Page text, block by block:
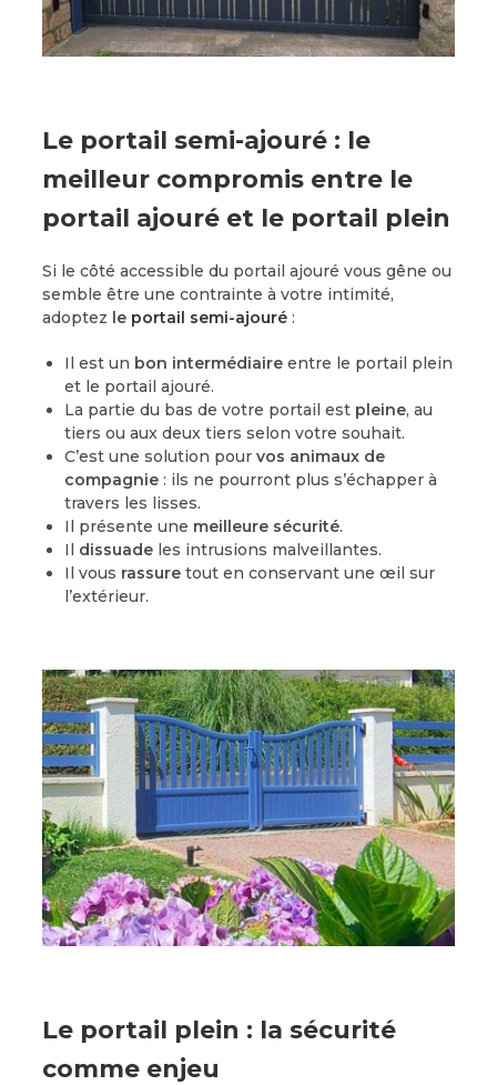
Le portail semi-ajouré : le
meilleur compromis entre le
portail ajouré et le portail plein
Si le côté accessible du portail ajouré vous gêne ou
semble être une contrainte à votre intimité,
adoptez le portail semi-ajouré:
Il est un bon intermédiaireentre le portail plein
et le portail ajouré.
La partie du bas de votre portail est pleine, au
tiers ou aux deux tiers selon votre souhait.
C’est une solution pour vos animaux de
compagnie: ils ne pourront plus s’échapper à
travers les lisses.
Il présente une meilleure sécurité.
Il dissuadeles intrusions malveillantes.
Il vous rassuretout en conservant une œil sur
l’extérieur.
Le portail plein : la sécurité
comme enjeu